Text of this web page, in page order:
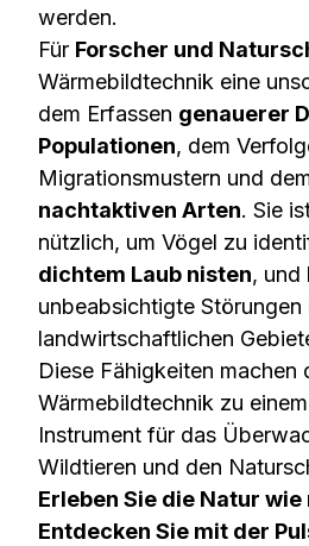
werden.
Für Forscher und
Wärmebildtechnik eine
dem Erfassen genauerer
Populationen, dem
Migrationsmustern und
nachtaktiven Arten. Sie
nützlich, um Vögel zu
dichtem Laub nisten, und
unbeabsichtigte Störungen
landwirtschaftlichen
Diese Fähigkeiten machen
Wärmebildtechnik zu
Instrument für das
Wildtieren und den
Erleben Sie die Natur wie
Entdecken Sie mit der